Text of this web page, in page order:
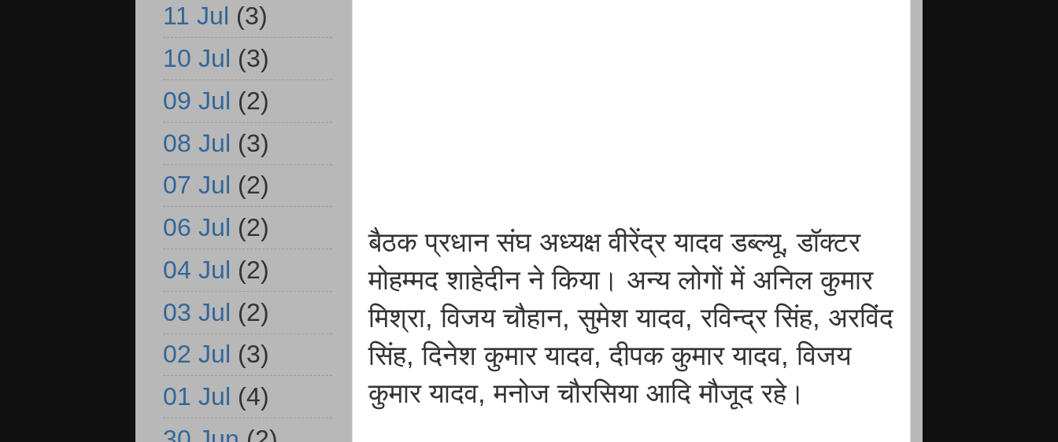
बैठक प्रधान संघ अध्यक्ष वीरेंद्र यादव डब्ल्यू, डॉक्टर
मोहम्मद शाहेदीन ने किया। अन्य लोगों में अनिल कुमार
मिश्रा, विजय चौहान, सुमेश यादव, रविन्द्र सिंह, अरविंद
सिंह, दिनेश कुमार यादव, दीपक कुमार यादव, विजय
कुमार यादव, मनोज चौरसिया आदि मौजूद रहे।
11 Jul (3)
10 Jul (3)
09 Jul (2)
08 Jul (3)
07 Jul (2)
06 Jul (2)
04 Jul (2)
03 Jul (2)
02 Jul (3)
01 Jul (4)